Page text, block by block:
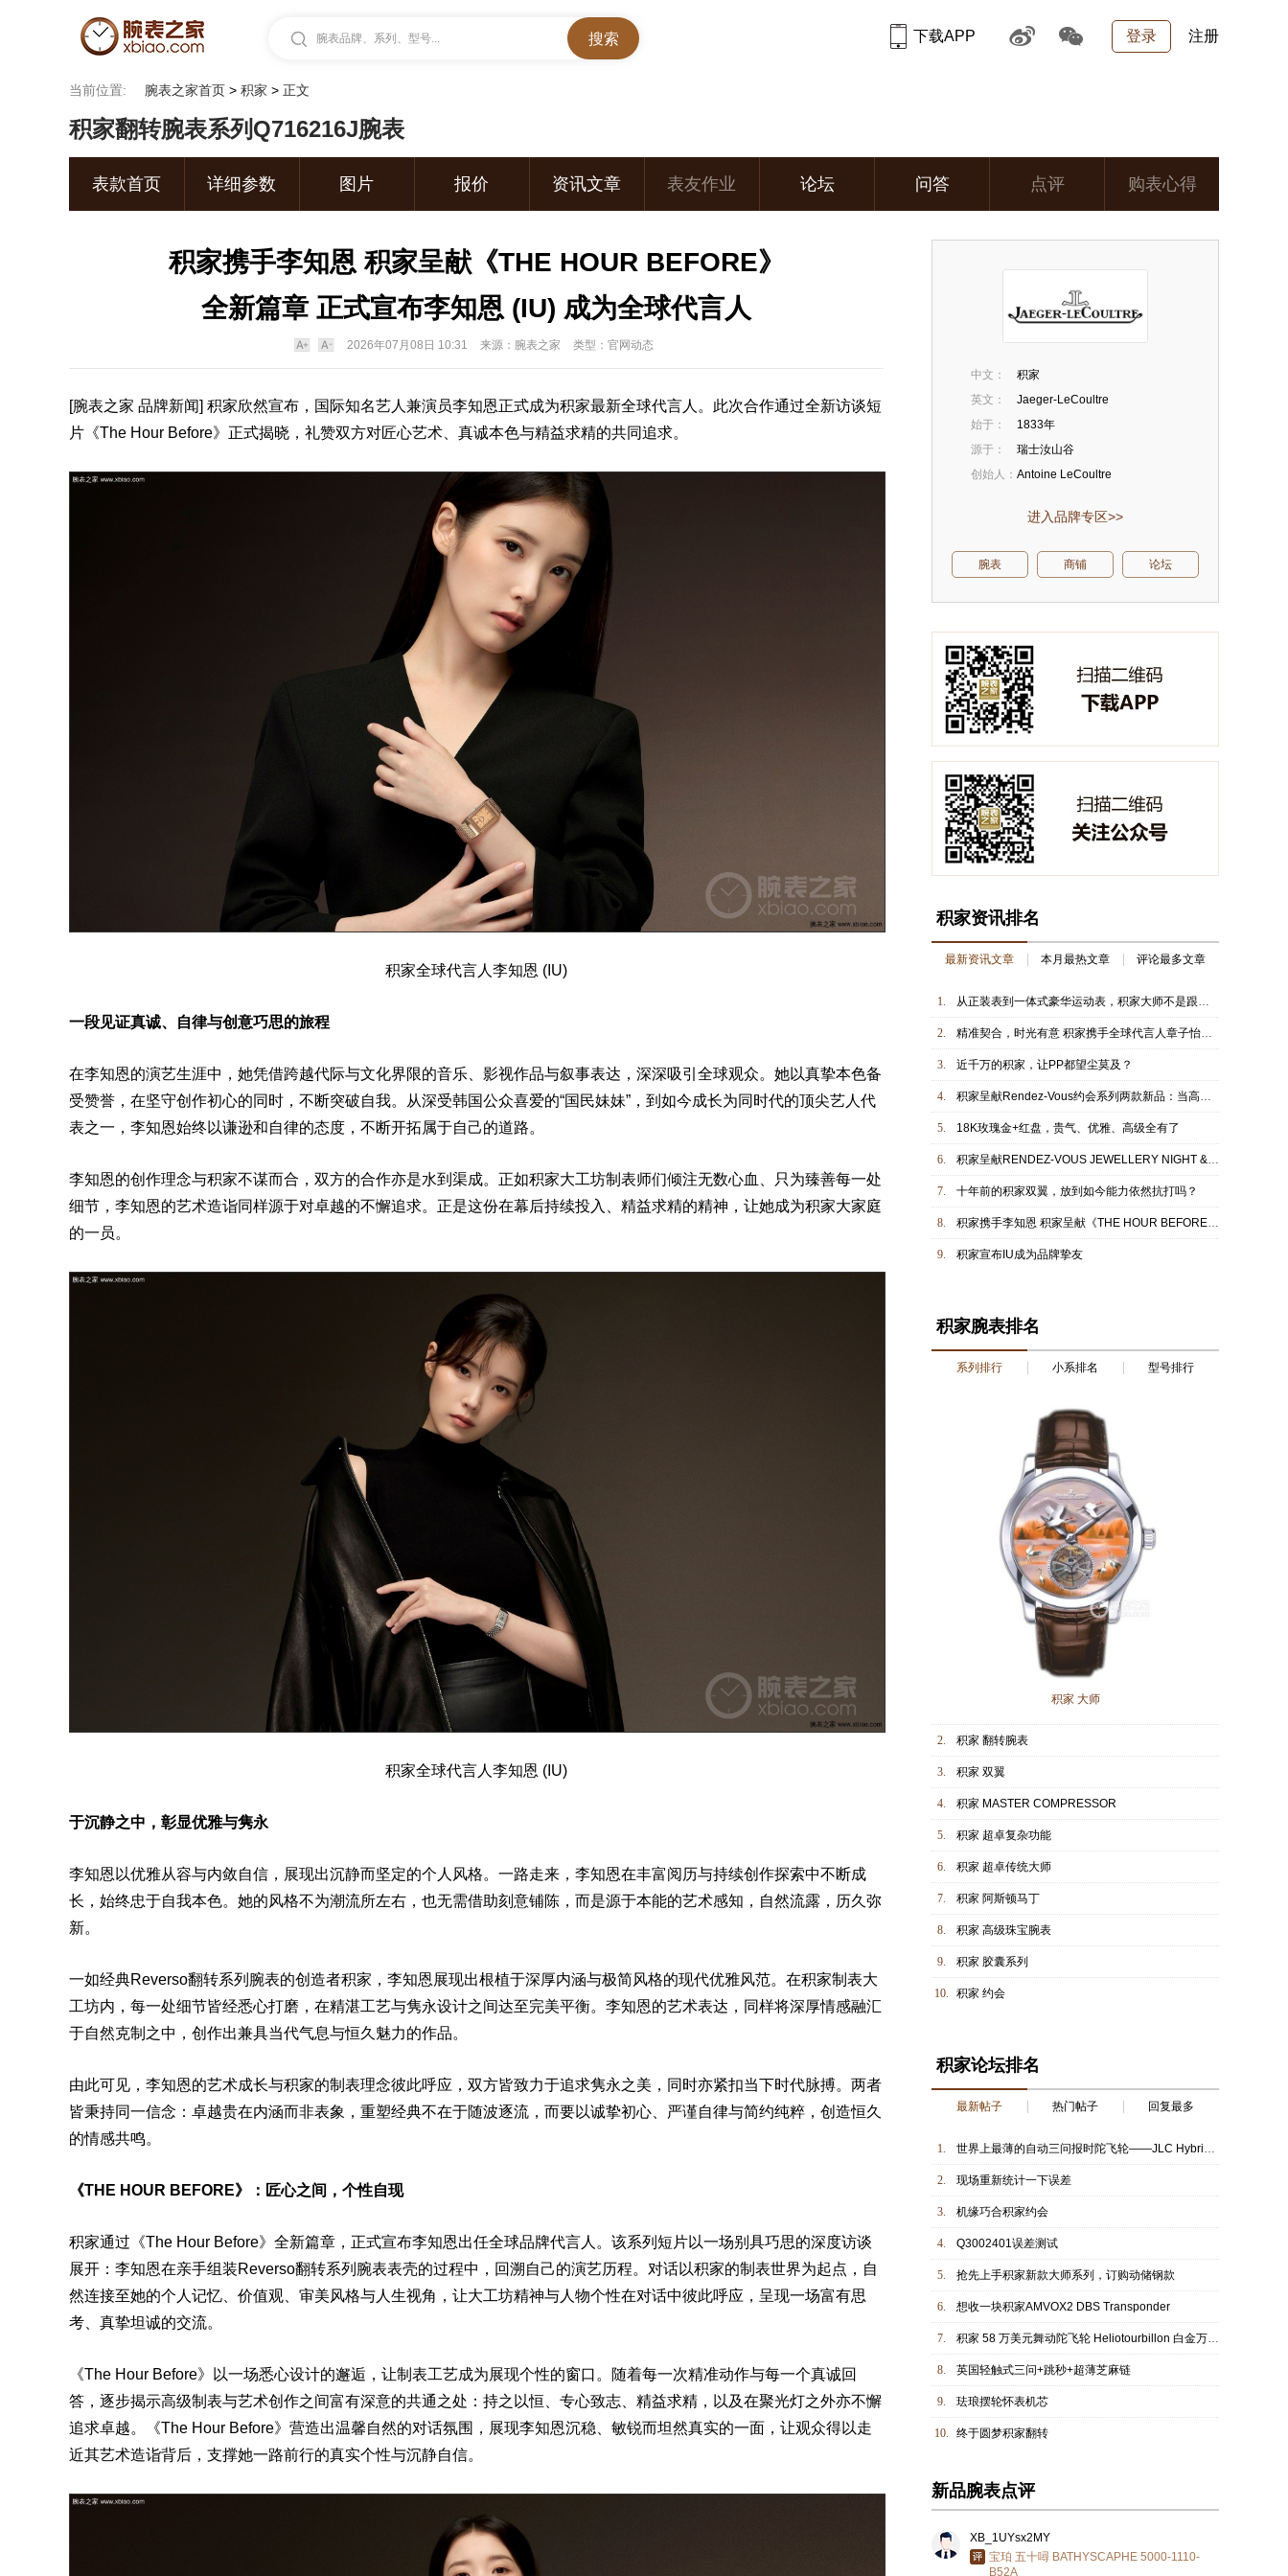
腕表品牌、系列、型号... 登录 注册
下载APP
当前位置: 腕表之家首页 > 积家 > 正文
积家翻转腕表系列Q716216J腕表
表款首页 详细参数 图片 报价 资讯文章 表友作业 论坛 问答 点评 购表心得
积家携手李知恩 积家呈献《THE HOUR BEFORE》
全新篇章 正式宣布李知恩 (IU) 成为全球代言人
2026年07月08日 10:31 来源：腕表之家 类型：官网动态
[腕表之家 品牌新闻] 积家欣然宣布，国际知名艺人兼演员李知恩正式成为积家最新全球代言人。此次合作通过全新访谈短
片《The Hour Before》正式揭晓，礼赞双方对匠心艺术、真诚本色与精益求精的共同追求。
积家全球代言人李知恩 (IU)
一段见证真诚、自律与创意巧思的旅程
在李知恩的演艺生涯中，她凭借跨越代际与文化界限的音乐、影视作品与叙事表达，深深吸引全球观众。她以真挚本色备
受赞誉，在坚守创作初心的同时，不断突破自我。从深受韩国公众喜爱的“国民妹妹”，到如今成长为同时代的顶尖艺人代
表之一，李知恩始终以谦逊和自律的态度，不断开拓属于自己的道路。
李知恩的创作理念与积家不谋而合，双方的合作亦是水到渠成。正如积家大工坊制表师们倾注无数心血、只为臻善每一处
细节，李知恩的艺术造诣同样源于对卓越的不懈追求。正是这份在幕后持续投入、精益求精的精神，让她成为积家大家庭
的一员。
积家全球代言人李知恩 (IU)
于沉静之中，彰显优雅与隽永
李知恩以优雅从容与内敛自信，展现出沉静而坚定的个人风格。一路走来，李知恩在丰富阅历与持续创作探索中不断成
长，始终忠于自我本色。她的风格不为潮流所左右，也无需借助刻意铺陈，而是源于本能的艺术感知，自然流露，历久弥
新。
一如经典Reverso翻转系列 腕表的创造者积家，李知恩展现出根植于深厚内涵与极简风格的现代优雅风范。在积家制表大
工坊内，每一处细节皆经悉心打磨，在精湛工艺与隽永设计之间达至完美平衡。李知恩的艺术表达，同样将深厚情感融汇
于自然克制之中，创作出兼具当代气息与恒久魅力的作品。
由此可见，李知恩的艺术成长与积家的制表理念彼此呼应，双方皆致力于追求隽永之美，同时亦紧扣当下时代脉搏。两者
皆秉持同一信念：卓越贵在内涵而非表象，重塑经典不在于随波逐流，而要以诚挚初心、严谨自律与简约纯粹，创造恒久
的情感共鸣。
《THE HOUR BEFORE》：匠心之间，个性自现
积家通过《The Hour Before》全新篇章，正式宣布李知恩出任全球品牌代言人。该系列短片以一场别具巧思的深度访谈
展开：李知恩在亲手组装Reverso翻转系列腕表表壳的过程中，回溯自己的演艺历程。对话以积家的制表世界为起点，自
然连接至她的个人记忆、价值观、审美风格与人生视角，让大工坊精神与人物个性在对话中彼此呼应，呈现一场富有思
考、真挚坦诚的交流。
《The Hour Before》以一场悉心设计的邂逅，让制表工艺成为展现个性的窗口。随着每一次精准动作与每一个真诚回
答，逐步揭示高级制表与艺术创作之间富有深意的共通之处：持之以恒、专心致志、精益求精，以及在聚光灯之外亦不懈
追求卓越。《The Hour Before》营造出温馨自然的对话氛围，展现李知恩沉稳、敏锐而坦然真实的一面，让观众得以走
近其艺术造诣背后，支撑她一路前行的真实个性与沉静自信。
中文：
积家
英文：
Jaeger-LeCoultre
始于：
1833年
源于：
瑞士汝山谷
创始人： Antoine LeCoultre
进入品牌专区>>
腕表 商铺 论坛
积家资讯排名
最新资讯文章 本月最热文章 评论最多文章
1. 从正装表到一体式豪华运动表，积家大师不是跟风是回归
2. 精准契合，时光有意 积家携手全球代言人章子怡演绎全新广告形象 彰显RENDEZ-VOUS约会系列的永恒魅力
3. 近千万的积家，让PP都望尘莫及？
4. 积家呈献Rendez-Vous约会系列两款新品：当高级珠宝的璀璨与日常极简的从容，在腕间形成两种女性气质的对话
5. 18K玫瑰金+红盘，贵气、优雅、高级全有了
6. 积家呈献RENDEZ-VOUS JEWELLERY NIGHT & DAY约会系列日夜显示珠宝腕表与RENDEZ-VOUS HOUR-MINUTE约会系列时分显示腕表
7. 十年前的积家双翼，放到如今能力依然抗打吗？
8. 积家携手李知恩 积家呈献《THE HOUR BEFORE》全新篇章 正式宣布李知恩 (IU) 成为全球代言人
9. 积家宣布IU成为品牌挚友
积家腕表排名
系列排行 小系排名 型号排行
积家 大师
2. 积家 翻转腕表
3. 积家 双翼
4. 积家 MASTER COMPRESSOR
5. 积家 超卓复杂功能
6. 积家 超卓传统大师
7. 积家 阿斯顿马丁
8. 积家 高级珠宝腕表
9. 积家 胶囊系列
10. 积家 约会
积家论坛排名
最新帖子 热门帖子 回复最多
1. 世界上最薄的自动三问报时陀飞轮——JLC Hybris Mechanica
2. 现场重新统计一下误差
3. 机缘巧合积家约会
4. Q3002401误差测试
5. 抢先上手积家新款大师系列，订购动储钢款
6. 想收一块积家AMVOX2 DBS Transponder
7. 积家 58 万美元舞动陀飞轮 Heliotourbillon 白金万年历腕表
8. 英国轻触式三问+跳秒+超薄芝麻链
9. 珐琅摆轮怀表机芯
10. 终于圆梦积家翻转
新品腕表点评
XB_1UYsx2MY
评
宝珀 五十噚 BATHYSCAPHE 5000-1110-
B52A